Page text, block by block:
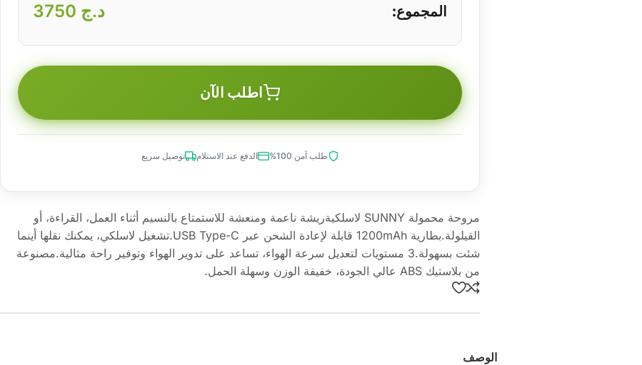
المجموع: د.ج
اطلب الآن
طلب آمن 100% الدفع عند الاستلام توصيل سريع
مروحة محمولة SUNNY لاسلكيةريشة ناعمة ومنعشة للاستمتاع بالنسيم أثناء العمل، القراءة، أو
القيلولة.بطارية 1200mAh قابلة لإعادة الشحن عبر USB Type-C.تشغيل لاسلكي، يمكنك نقلها أينما
شئت بسهولة.3 مستويات لتعديل سرعة الهواء، تساعد على تدوير الهواء وتوفير راحة مثالية.مصنوعة
من بلاستيك ABS عالي الجودة، خفيفة الوزن وسهلة الحمل.
الوصف